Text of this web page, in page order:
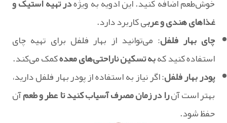
غذاهای هندی و عربی کاربرد دارد.
چای بهار فلفل: می‌توانید از بهار فلفل برای تهیه چای
استفاده کنید کهبه تسکین ناراحتی‌های معدهکمک می‌کند.
پودر بهار فلفل: اگر نیاز به استفاده از پودر بهار فلفل دارید،
بهتر است آنرا در زمان مصرف آسیاب کنید تا عطر و طعمآن
حفظ شود.